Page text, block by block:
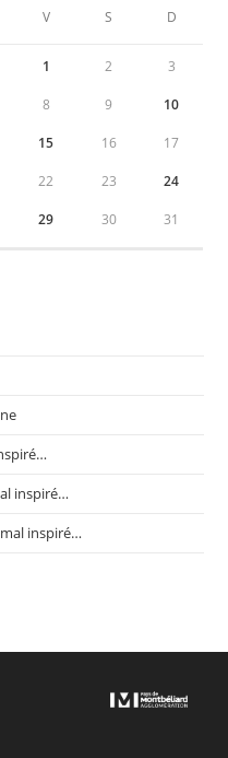
V S D
1 2 3
8 9 10
15 16 17
22 23 24
29 30 31
inspiré…
inspiré…